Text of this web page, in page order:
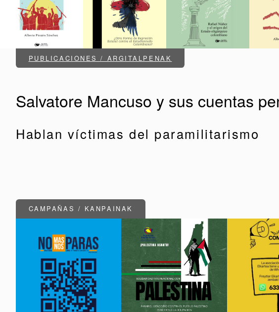
PUBLICACIONES / ARGITALPENAK
Salvatore Mancuso y sus cuentas
Hablan víctimas del paramilitarismo
CAMPAÑAS / KANPAINAK